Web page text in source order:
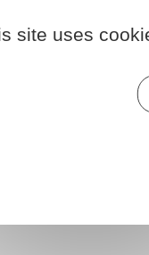
site uses